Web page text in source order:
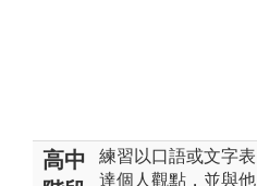
高中
練習以口語或文字表
達個人觀點，並與他